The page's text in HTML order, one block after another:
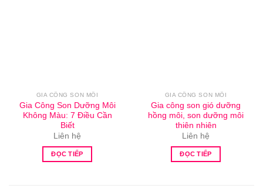
GIA CÔNG SON MÔI
Gia Công Son Dưỡng Môi
Không Màu: 7 Điều Cần
Biết
Liên hệ
ĐỌC TIẾP
GIA CÔNG SON MÔI
Gia công son gió dưỡng
hồng môi, son dưỡng môi
thiên nhiên
Liên hệ
ĐỌC TIẾP